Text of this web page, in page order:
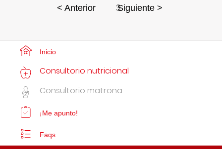
< Anterior 3Siguiente >
Inicio
Consultorio nutricional
Consultorio matrona
¡Me apunto!
Faqs